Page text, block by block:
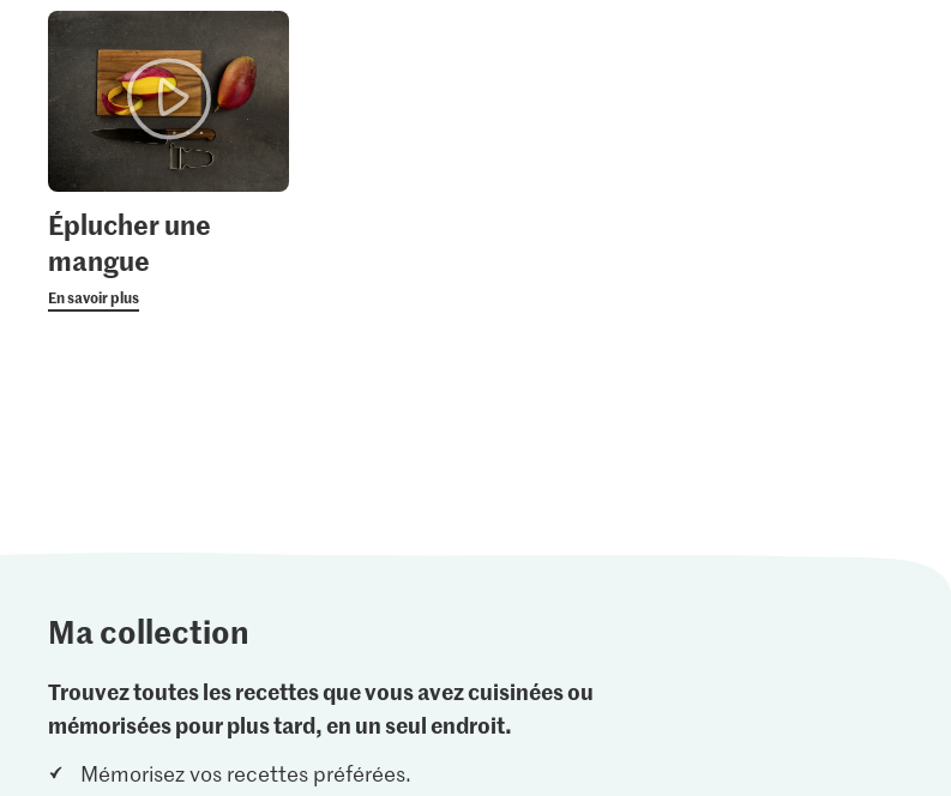
rouges
4.95
Éplucher une
mangue
En savoir plus
Ma collection
Trouvez toutes les recettes que vous avez cuisinées ou
mémorisées pour plus tard, en un seul endroit.
Mémorisez vos recettes préférées.